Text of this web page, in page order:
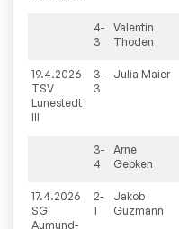
4-
3
Valentin
Thoden
19.4.2026
TSV
Lunestedt
III
3-
3
Julia Maier
3-
4
Arne
Gebken
17.4.2026
SG
Aumund-
2-
1
Jakob
Guzmann